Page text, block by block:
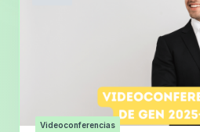
Videoconferencias